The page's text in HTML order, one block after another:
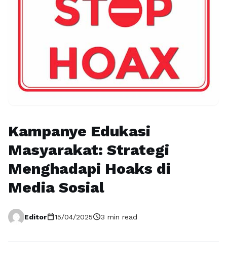
Kampanye Edukasi
Masyarakat: Strategi
Menghadapi Hoaks di
Media Sosial
Editorcalendar_today15/04/2025schedule3 min read